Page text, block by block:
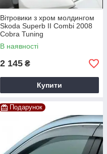
Вітровики з хром молдингом
Skoda Superb II Combi 2008
Cobra Tuning
В наявності
2 145 ₴
Купити
Подарунок